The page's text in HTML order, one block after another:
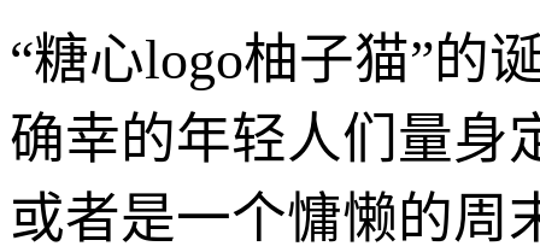
“糖心logo柚子猫”的
确幸的年轻人们量身
或者是一个慵懒的周